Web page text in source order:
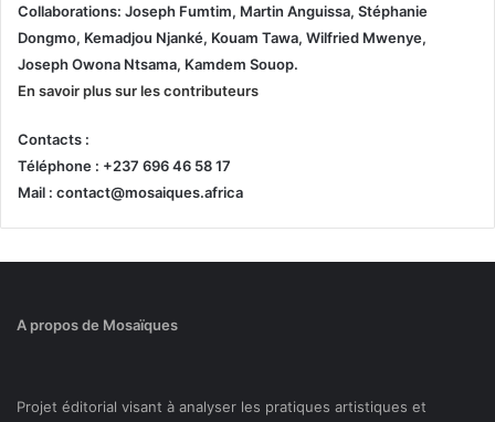
Collaborations: Joseph Fumtim, Martin Anguissa, Stéphanie
Dongmo, Kemadjou Njanké, Kouam Tawa, Wilfried Mwenye,
Joseph Owona Ntsama, Kamdem Souop.
En savoir plus sur les contributeurs
Contacts :
Téléphone : +237 696 46 58 17
Mail : contact@mosaiques.africa
A propos de Mosaïques
Projet éditorial visant à analyser les pratiques artistiques et